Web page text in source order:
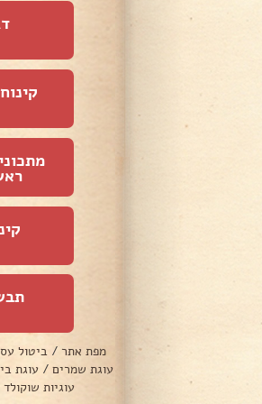
מפת אתר / ביטול
עוגת שמרים / עוגת
עוגיות